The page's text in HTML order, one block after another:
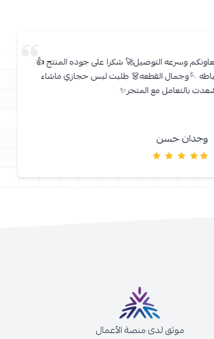
وسرعه التوصيل🚀 شكرا على جوده المنتج 👍
ونظافه الخياطه 🪡وجمال القطعه👗 طلبت لبس حجازي ماشاء
بالتعامل مع المتجر✨
وجدان حسن
موثق لدى منصة الأعمال